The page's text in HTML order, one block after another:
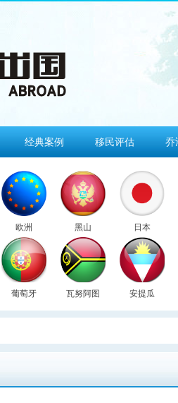
经典案例 移民评估 乔
欧洲 黑山 日本
葡萄牙 瓦努阿图 安提瓜